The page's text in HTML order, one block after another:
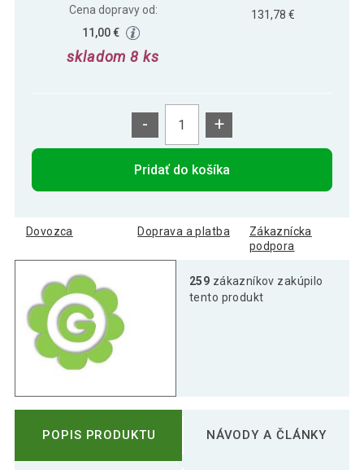
Cena dopravy od:
11,00 €
skladom 8 ks
131,78 €
- +
Pridať do košíka
Dovozca Doprava a platba
Zákaznícka
podpora
259 zákazníkov zakúpilo
tento produkt
POPIS PRODUKTU NÁVODY A ČLÁNKY